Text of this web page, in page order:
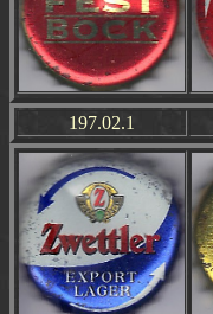
197.02.1